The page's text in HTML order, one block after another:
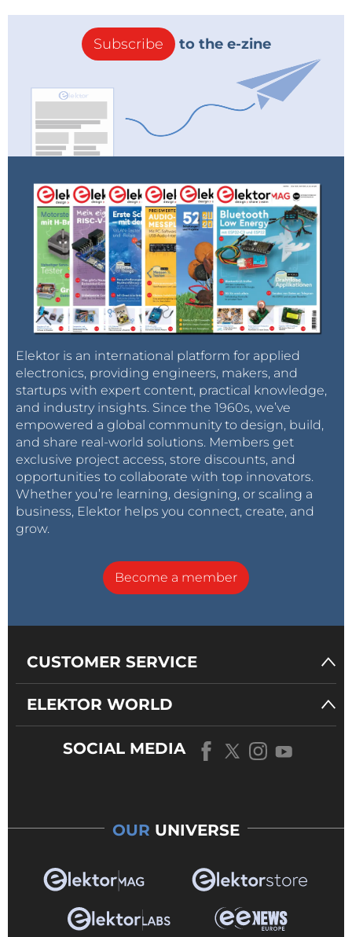
Subscribe to the e-zine
Elektor is an international platform for applied
electronics, providing engineers, makers, and
startups with expert content, practical knowledge,
and industry insights. Since the 1960s, we’ve
empowered a global community to design, build,
and share real-world solutions. Members get
exclusive project access, store discounts, and
opportunities to collaborate with top innovators.
Whether you’re learning, designing, or scaling a
business, Elektor helps you connect, create, and
grow.
Become a member
CUSTOMER SERVICE
ELEKTOR WORLD
SOCIAL MEDIA
OUR UNIVERSE